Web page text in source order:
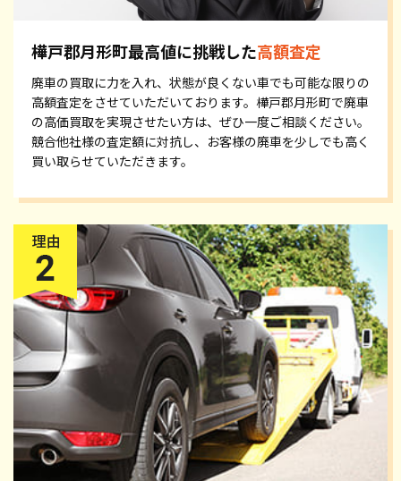
樺戸郡月形町最高値に挑戦した高額査定
廃車の買取に力を入れ、状態が良くない車でも可能な限りの
高額査定をさせていただいております。樺戸郡月形町で廃車
の高価買取を実現させたい方は、ぜひ一度ご相談ください。
競合他社様の査定額に対抗し、お客様の廃車を少しでも高く
買い取らせていただきます。